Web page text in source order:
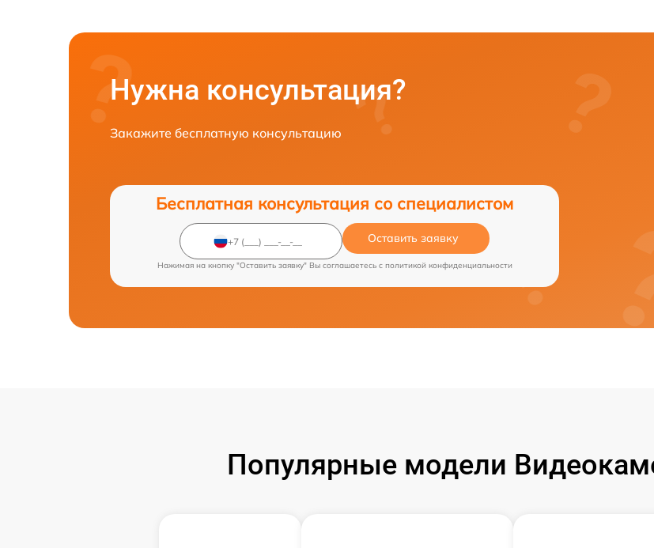
Нужна консультация?
Закажите бесплатную консультацию
Бесплатная консультация со специалистом
Оставить заявку
Нажимая на кнопку "Оставить заявку" Вы соглашаетесь c политикой конфиденциальности
Популярные модели